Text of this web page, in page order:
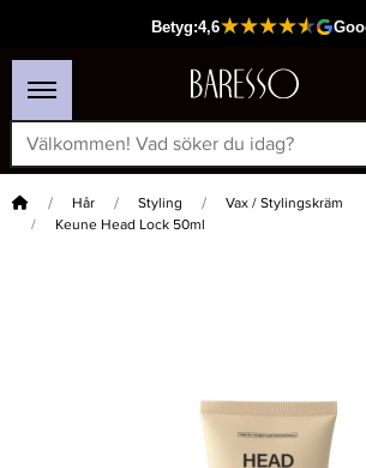
Hem Hår Styling
Vax / Stylingskräm
Keune Head Lock 50ml